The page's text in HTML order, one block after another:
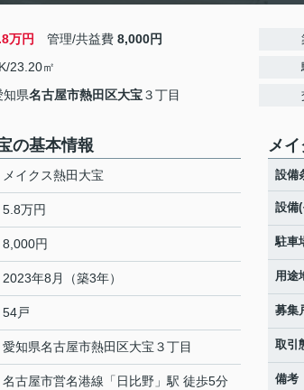
万円 管理/共益費 8,000円
23.20㎡
知県名古屋市熱田区大宝３丁目
の基本情報
メイクス熱田大宝
5.8万円
8,000円
2023年8月（築3年）
54戸
愛知県名古屋市熱田区大宝 ３丁目
名古屋市営名港線 「 日比野 」駅 徒歩5分
メ
設備
設備
駐車
用途
募集
取引
備考